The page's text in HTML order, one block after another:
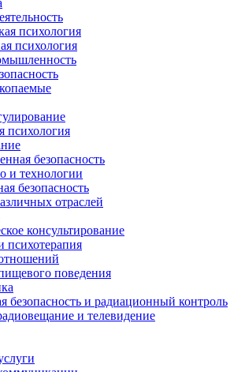
психология
психология
психология
безопасность
и технологии
безопасность
отраслей
консультирование
психотерапия
поведения
безопасность и радиационный контроль
и телевидение